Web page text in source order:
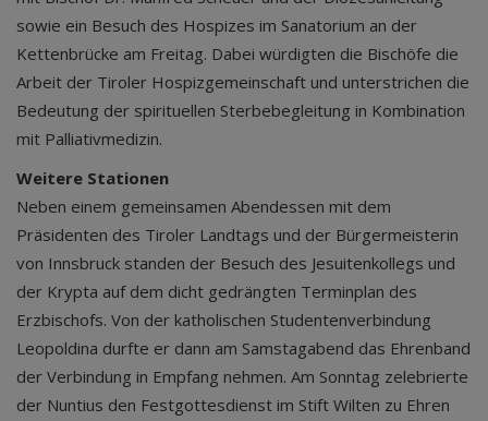
sowie ein Besuch des Hospizes im Sanatorium an der
Kettenbrücke am Freitag. Dabei würdigten die Bischöfe die
Arbeit der Tiroler Hospizgemeinschaft und unterstrichen die
Bedeutung der spirituellen Sterbebegleitung in Kombination
mit Palliativmedizin.
Weitere Stationen
Neben einem gemeinsamen Abendessen mit dem
Präsidenten des Tiroler Landtags und der Bürgermeisterin
von Innsbruck standen der Besuch des Jesuitenkollegs und
der Krypta auf dem dicht gedrängten Terminplan des
Erzbischofs. Von der katholischen Studentenverbindung
Leopoldina durfte er dann am Samstagabend das Ehrenband
der Verbindung in Empfang nehmen. Am Sonntag zelebrierte
der Nuntius den Festgottesdienst im Stift Wilten zu Ehren